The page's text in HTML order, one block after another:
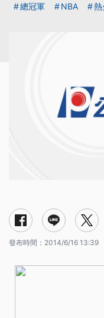
總冠軍 NBA 熱
發布時間： 2014/6/16 13:39